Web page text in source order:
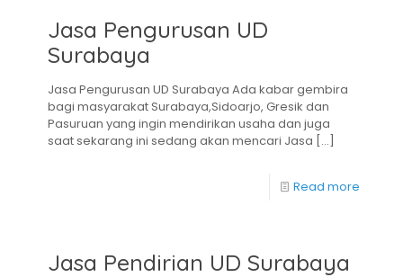
Jasa Pengurusan UD
Surabaya
Jasa Pengurusan UD Surabaya Ada kabar gembira
bagi masyarakat Surabaya,Sidoarjo, Gresik dan
Pasuruan yang ingin mendirikan usaha dan juga
saat sekarang ini sedang akan mencari Jasa […]
Read more
Jasa Pendirian UD Surabaya